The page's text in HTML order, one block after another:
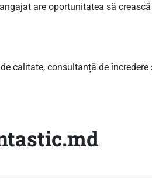
are oportunitatea să
calitate, consultanță de